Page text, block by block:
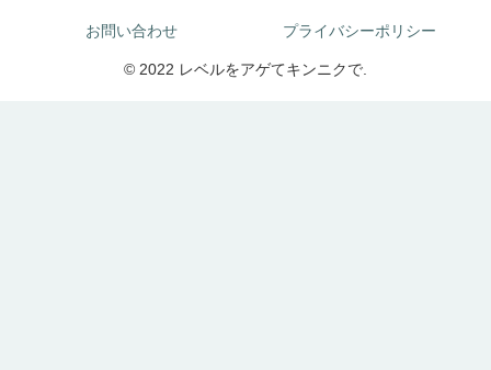
お問い合わせ プライバシーポリシー
© 2022 レベルをアゲてキンニクで.